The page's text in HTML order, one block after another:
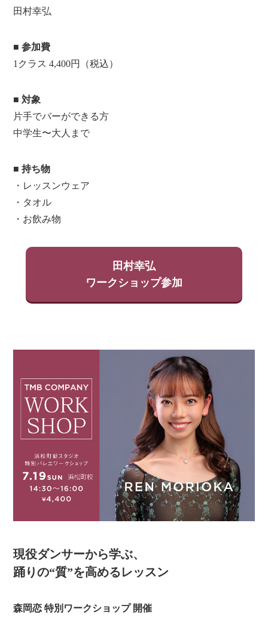
田村幸弘
■ 参加費
1クラス 4,400円（税込）
■ 対象
片手でバーができる方
中学生〜大人まで
■ 持ち物
・レッスンウェア
・タオル
・お飲み物
田村幸弘
ワークショップ参加
現役ダンサーから学ぶ、
踊りの“質”を高めるレッスン
森岡恋 特別ワークショップ 開催